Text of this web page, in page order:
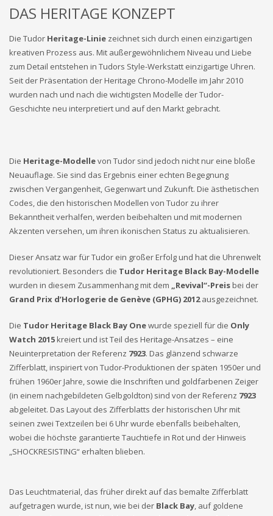
DAS HERITAGE KONZEPT
Die Tudor Heritage-Linie zeichnet sich durch einen einzigartigen
kreativen Prozess aus. Mit außergewöhnlichem Niveau und Liebe
zum Detail entstehen in Tudors Style-Werkstatt einzigartige Uhren.
Seit der Präsentation der Heritage Chrono-Modelle im Jahr 2010
wurden nach und nach die wichtigsten Modelle der Tudor-
Geschichte neu interpretiert und auf den Markt gebracht.
Die Heritage-Modellevon Tudor sind jedoch nicht nur eine bloße
Neuauflage. Sie sind das Ergebnis einer echten Begegnung
zwischen Vergangenheit, Gegenwart und Zukunft. Die ästhetischen
Codes, die den historischen Modellen von Tudor zu ihrer
Bekanntheit verhalfen, werden beibehalten und mit modernen
Akzenten versehen, um ihren ikonischen Status zu aktualisieren.
Dieser Ansatz war für Tudor ein großer Erfolg und hat die Uhrenwelt
revolutioniert. Besonders die Tudor Heritage Black Bay-Modelle
wurden in diesem Zusammenhang mit dem
„Revival“-Preisbei der
Grand Prix d’Horlogerie de Genève (GPHG) 2012ausgezeichnet.
Die Tudor Heritage Black Bay Onewurde speziell für die Only
Watch 2015kreiert und ist Teil des Heritage-Ansatzes – eine
Neuinterpretation der Referenz 7923. Das glänzend schwarze
Zifferblatt, inspiriert von Tudor-Produktionen der späten 1950er und
frühen 1960er Jahre, sowie die Inschriften und goldfarbenen Zeiger
(in einem nachgebildeten Gelbgoldton) sind von der Referenz 7923
abgeleitet. Das Layout des Zifferblatts der historischen Uhr mit
seinen zwei Textzeilen bei 6 Uhr wurde ebenfalls beibehalten,
wobei die höchste garantierte Tauchtiefe in Rot und der Hinweis
„SHOCKRESISTING“ erhalten blieben.
Das Leuchtmaterial, das früher direkt auf das bemalte Zifferblatt
aufgetragen wurde, ist nun, wie bei der Black Bay , auf goldene